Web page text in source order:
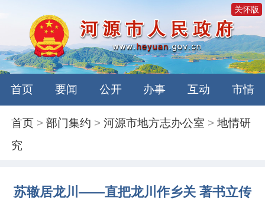
关怀版
首页 要闻 公开 办事 互动 市情
首页 >部门集约 >河源市地方志办公室 >地情研
究
苏辙居龙川——直把龙川作乡关 著书立传